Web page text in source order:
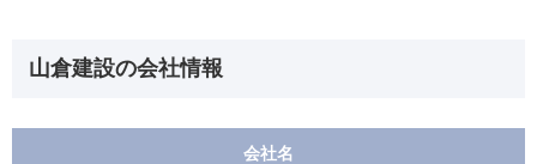
山倉建設の会社情報
会社名